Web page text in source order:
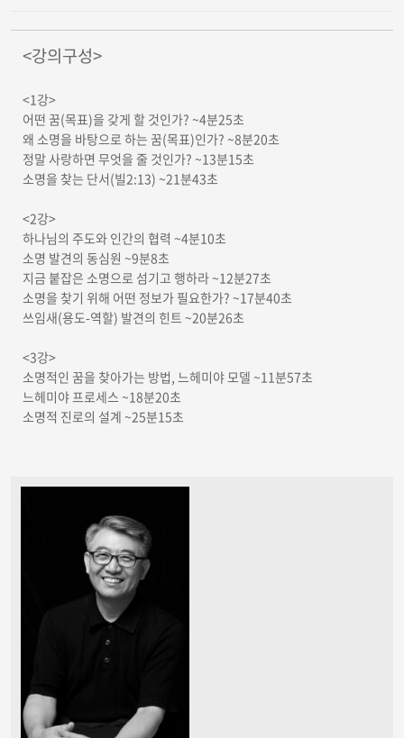
<강의구성>
<1강>
어떤 꿈(목표)을 갖게 할 것인가? ~4분25초
왜 소명을 바탕으로 하는 꿈(목표)인가? ~8분20초
정말 사랑하면 무엇을 줄 것인가? ~13분15초
소명을 찾는 단서(빌2:13) ~21분43초
<2강>
하나님의 주도와 인간의 협력 ~4분10초
소명 발견의 동심원 ~9분8초
지금 붙잡은 소명으로 섬기고 행하라 ~12분27초
소명을 찾기 위해 어떤 정보가 필요한가? ~17분40초
쓰임새(용도-역할) 발견의 힌트 ~20분26초
<3강>
소명적인 꿈을 찾아가는 방법, 느헤미야 모델 ~11분57초
느헤미야 프로세스 ~18분20초
소명적 진로의 설계 ~25분15초